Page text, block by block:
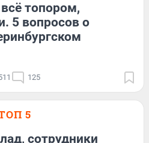
топором,
5 вопросов о
125
5
сотрудники